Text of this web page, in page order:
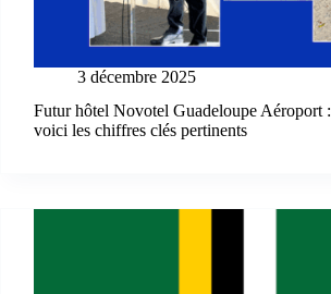
3 décembre 2025
Futur hôtel Novotel Guadeloupe Aéroport :
voici les chiffres clés pertinents